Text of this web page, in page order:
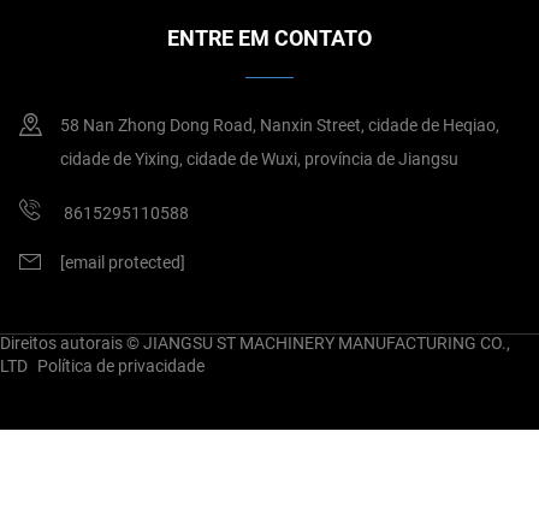
ENTRE EM CONTATO
58 Nan Zhong Dong Road, Nanxin Street, cidade de Heqiao,
cidade de Yixing, cidade de Wuxi, província de Jiangsu
8615295110588
[email protected]
Direitos autorais © JIANGSU ST MACHINERY MANUFACTURING CO.,
LTD Política de privacidade